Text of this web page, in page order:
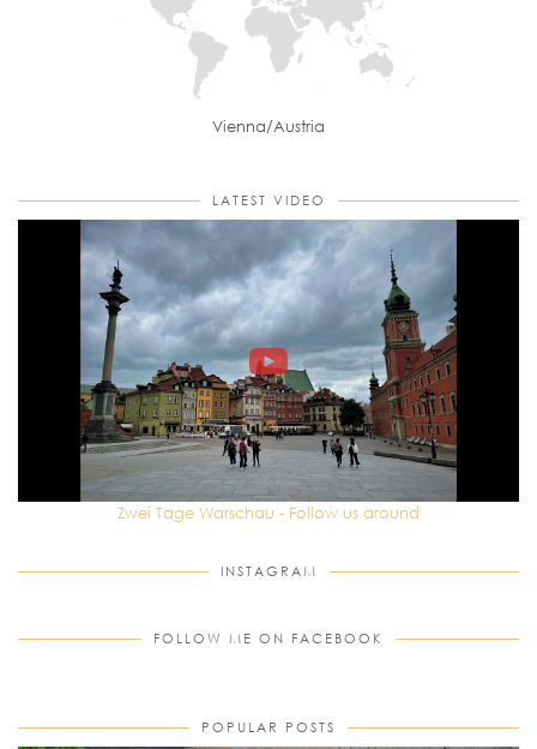
Vienna/Austria
LATEST VIDEO
Zwei Tage Warschau - Follow us around
INSTAGRAM
FOLLOW ME ON FACEBOOK
POPULAR POSTS